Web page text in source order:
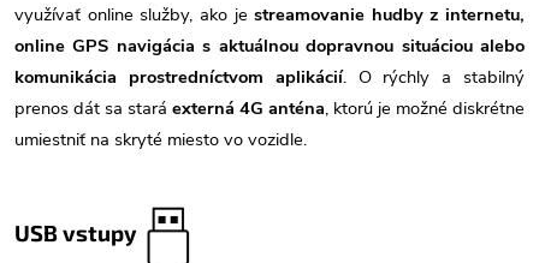
využívať online služby, ako jestreamovanie hudby z internetu,
online GPS navigácia s aktuálnou dopravnou situáciou alebo
komunikácia prostredníctvom aplikácií. O rýchly a stabilný
prenos dát sa stará externá 4G anténa, ktorú je možné diskrétne
umiestniť na skryté miesto vo vozidle.
USB vstupy